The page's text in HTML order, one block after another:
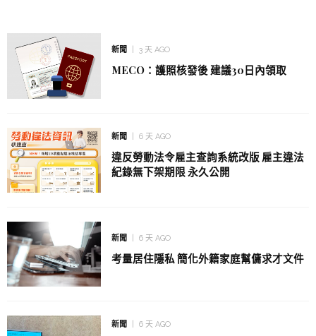
新聞 3 天 AGO
MECO：護照核發後 建議30日內領取
新聞 6 天 AGO
違反勞動法令雇主查詢系統改版 雇主違法
紀錄無下架期限 永久公開
新聞 6 天 AGO
考量居住隱私 簡化外籍家庭幫傭求才文件
新聞 6 天 AGO